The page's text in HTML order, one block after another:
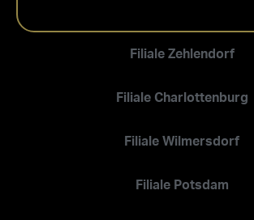
Filiale Zehlendorf
Filiale Charlottenburg
Filiale Wilmersdorf
Filiale Potsdam